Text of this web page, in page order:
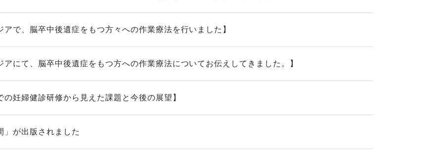
アで、脳卒中後遺症をもつ方々への作業療法を行いました】
アにて、脳卒中後遺症をもつ方への作業療法についてお伝えしてきました。】
の妊婦健診研修から見えた課題と今後の展望】
」が出版されました